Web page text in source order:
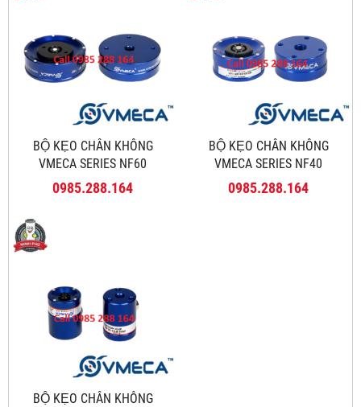
BỘ KẸO CHÂN KHÔNG
VMECA SERIES NF60
0985.288.164
BỘ KẸO CHÂN KHÔNG
VMECA SERIES NF40
0985.288.164
BỘ KẸO CHÂN KHÔNG